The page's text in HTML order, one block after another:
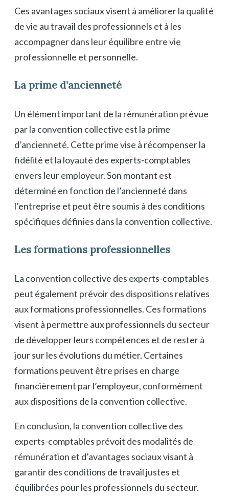
Ces avantages sociaux visent à améliorer la qualité
de vie au travail des professionnels et à les
accompagner dans leur équilibre entre vie
professionnelle et personnelle.
La prime d’ancienneté
Un élément important de la rémunération prévue
par la convention collective est la prime
d’ancienneté. Cette prime vise à récompenser la
fidélité et la loyauté des experts-comptables
envers leur employeur. Son montant est
déterminé en fonction de l’ancienneté dans
l’entreprise et peut être soumis à des conditions
spécifiques définies dans la convention collective.
Les formations professionnelles
La convention collective des experts-comptables
peut également prévoir des dispositions relatives
aux formations professionnelles. Ces formations
visent à permettre aux professionnels du secteur
de développer leurs compétences et de rester à
jour sur les évolutions du métier. Certaines
formations peuvent être prises en charge
financièrement par l’employeur, conformément
aux dispositions de la convention collective.
En conclusion, la convention collective des
experts-comptables prévoit des modalités de
rémunération et d’avantages sociaux visant à
garantir des conditions de travail justes et
équilibrées pour les professionnels du secteur.